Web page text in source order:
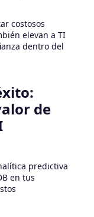
costosos
elevan a TI
dentro del
de
predictiva
en tus